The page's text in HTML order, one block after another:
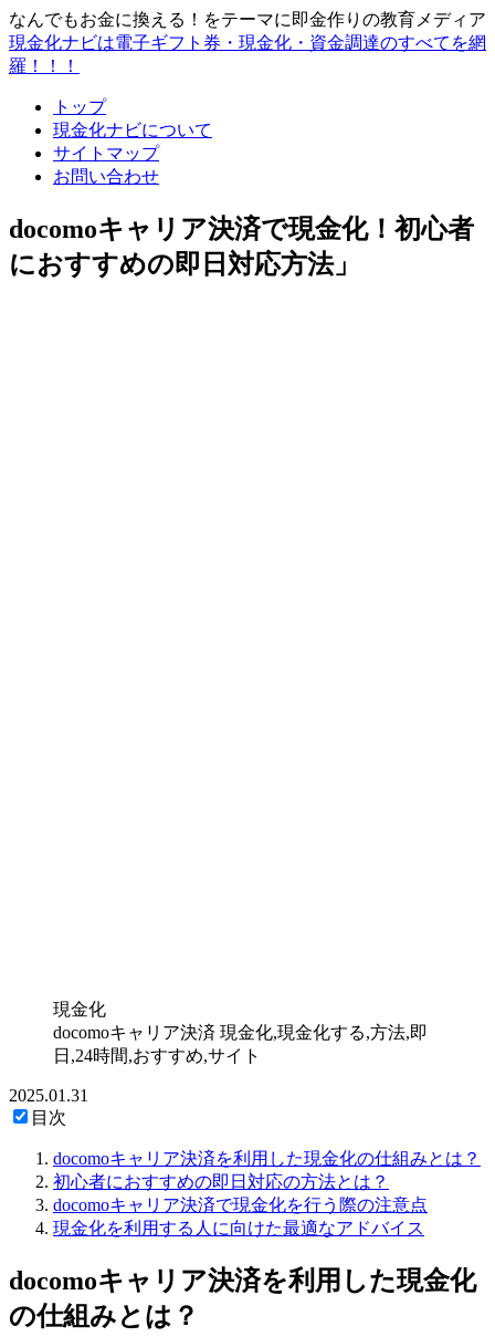
なんでもお金に換える！をテーマに即金作りの教育メディア
現金化ナビは電子ギフト券・現金化・資金調達のすべてを網
羅！！！
トップ
現金化ナビについて
サイトマップ
お問い合わせ
docomoキャリア決済で現金化！初心者
におすすめの即日対応方法」
現金化
docomoキャリア決済 現金化,現金化する,方法,即
日,24時間,おすすめ,サイト
2025.01.31
目次
docomoキャリア決済を利用した現金化の仕組みとは？
初心者におすすめの即日対応の方法とは？
docomoキャリア決済で現金化を行う際の注意点
現金化を利用する人に向けた最適なアドバイス
docomoキャリア決済を利用した現金化
の仕組みとは？